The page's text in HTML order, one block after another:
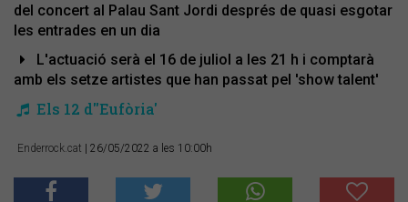
del concert al Palau Sant Jordi després de quasi esgotar
les entrades en un dia
L'actuació serà el 16 de juliol a les 21 h i comptarà
amb els setze artistes que han passat pel 'show talent'
Els 12 d''Eufòria'
Enderrock.cat | 26/05/2022 a les 10:00h